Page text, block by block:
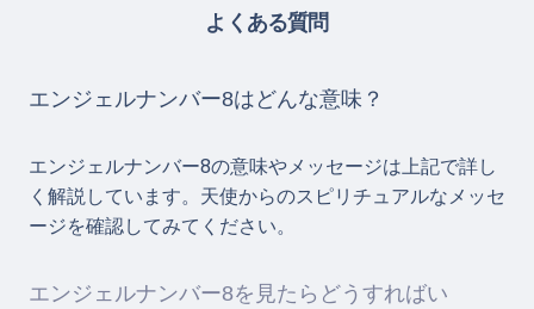
よくある質問
エンジェルナンバー8はどんな意味？
エンジェルナンバー8の意味やメッセージは上記で詳し
く解説しています。天使からのスピリチュアルなメッセ
ージを確認してみてください。
エンジェルナンバー8を見たらどうすればい